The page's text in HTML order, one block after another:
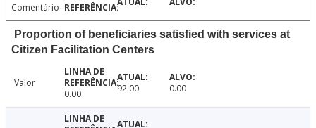
Comentário
Proportion of beneficiaries satisfied with services at
Citizen Facilitation Centers
Valor
0.00
92.00 0.00